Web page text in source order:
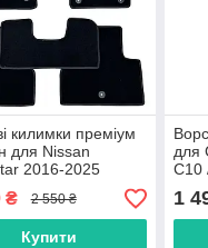
килимки преміум
для Nissan
2016-2025
з вухом між
/ Нісан
килимки
₴ 2 550 ₴
Купити
для
C10
С10
1